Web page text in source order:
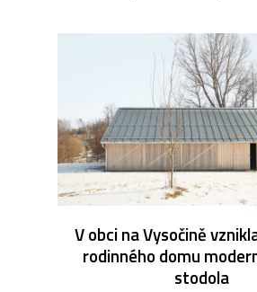
V obci na Vysočině
rodinného domu
stodola